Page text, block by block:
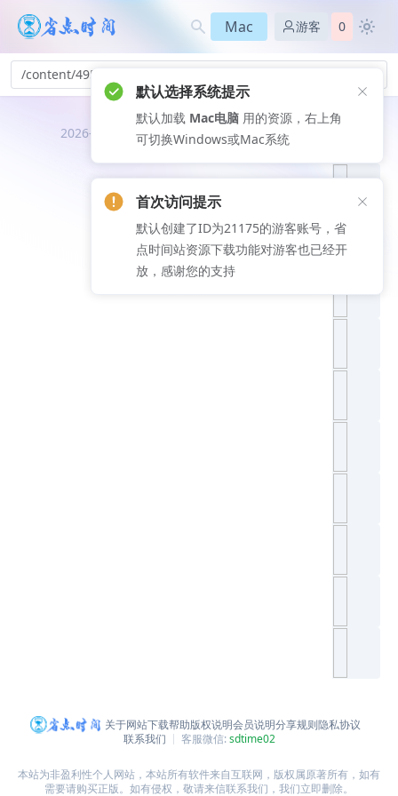
Mac 游客 0
/content/495
2026-08-07
推荐文
关于网站下载帮助版权说明会员说明分享规则隐私协议
联系我们
客服微信:sdtime02
本站为非盈利性个人网站，本站所有软件来自互联网，版权属原著所有，如有
需要请购买正版。如有侵权，敬请来信联系我们，我们立即删除。
默认选择系统提示
默认加载 Mac电脑 用的资源，右上角
可切换Windows或Mac系统
首次访问提示
默认创建了ID为21175的游客账号，省
点时间站资源下载功能对游客也已经开
放，感谢您的支持